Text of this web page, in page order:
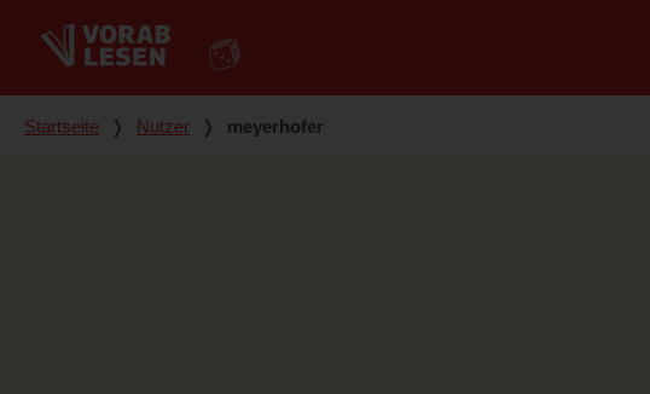
Du bist hier
Startseite ❭ Nutzer ❭ meyerhofer